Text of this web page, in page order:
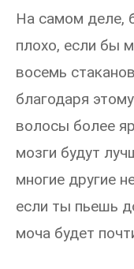
На самом деле,
плохо, если бы
восемь
благодаря
волосы более
мозги будут
многие другие
если ты пьешь
моча будет